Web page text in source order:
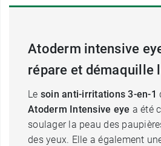
Atoderm intensive
répare et démaquille
Le soin anti-irritations 3-en-1
Atoderm Intensive eye a été
soulager la peau des
des yeux. Elle a également